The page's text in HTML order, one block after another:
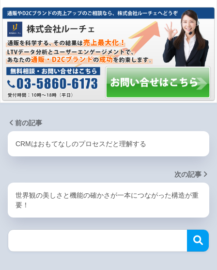
前の記事
CRMはおもてなしのプロセスだと理解する
次の記事
世界観の美しさと機能の確かさが一本につながった構造が重
要！